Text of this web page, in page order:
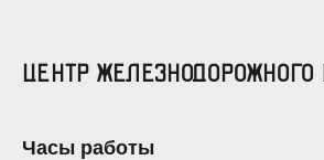
Центр
Часы работы